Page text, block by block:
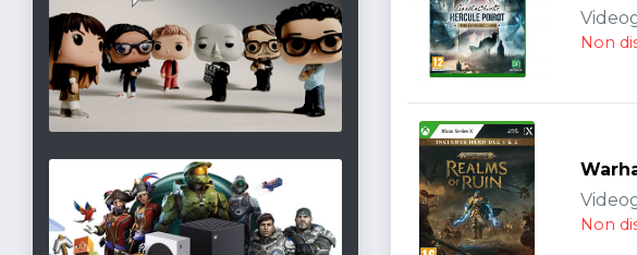
Non
Non